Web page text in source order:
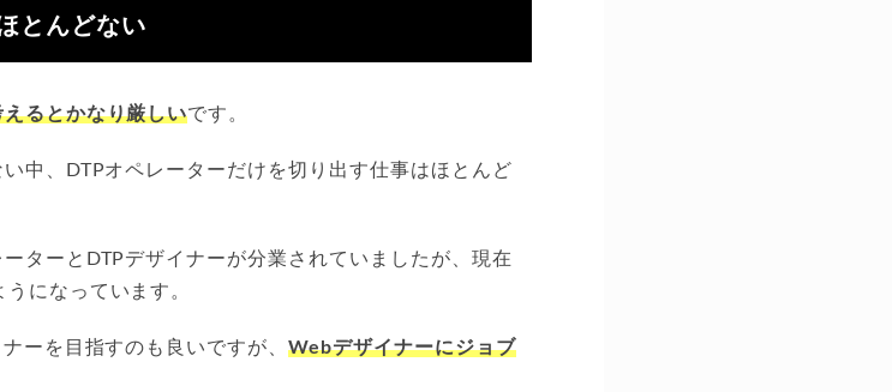
とんどない
るとかなり厳しいです。
中、DTPオペレーターだけを切り出す仕事はほとんど
ターとDTPデザイナーが分業されていましたが、現在
になっています。
ーを目指すのも良いですが、Webデザイナーにジョブ